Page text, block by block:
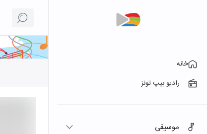
خانه
رادیو بیپ تونز
موسیقی